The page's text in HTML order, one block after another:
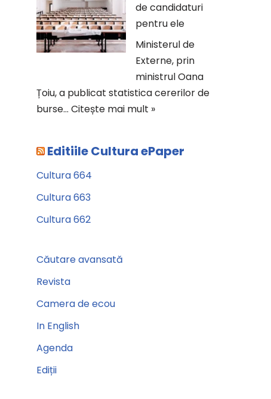
de candidaturi
pentru ele
Ministerul de
Externe, prin
ministrul Oana
Țoiu, a publicat statistica cererilor de
burse… Citește mai mult »
Editiile Cultura ePaper
Cultura 664
Cultura 663
Cultura 662
Căutare avansată
Revista
Camera de ecou
In English
Agenda
Ediții